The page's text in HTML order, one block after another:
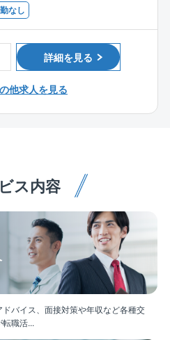
改修提案（技術スタッフと
議事録作成
成
理人常駐の場合はなし）
、同社親会社が開発するジ
ョンとなります。
である同社は地元では知名
展開を行っております。
。理事会や総会の関係で土
の場合は平日に振休取得に
、一次対応はご実施いただ
なし
詳細を見る
他求人を見る
ス内容
バイス、面接対策や年収など各種交
職活...